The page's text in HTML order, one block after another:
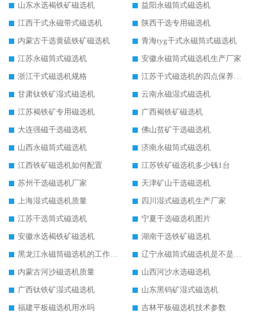
山东水选褐铁矿磁选机
益阳永磁筒式磁选机
江西干式永磁带式磁选机
陕西干选专用磁选机
内蒙古干选黄硫铁矿磁选机
青海tyg干式永磁筒式磁选机
江苏永磁筒式磁选机
安徽永磁筒式磁选机生产厂家
浙江干式磁选机规格
江苏干式磁选机的四点保养秘籍
甘肃钛铁矿湿式磁选机
云南永磁湿式磁选机
江苏褐铁矿专用磁选机
广西褐铁矿磁选机
大连强磁干选磁选机
佛山贫矿干选磁选机
山西永磁筒式磁选机
济南永磁筒式磁选机
江西铁矿磁选机如何配置
江苏铁矿磁选机多少钱1台
苏州干选磁选机厂家
天津矿山干选磁选机
上海湿式磁选机质量
四川湿式磁选机生产厂家
江苏干选筒式磁选机
宁夏干选磁选机图片
安徽水选褐铁矿磁选机
湖南干选铁矿磁选机
黑龙江永磁筒磁选机的工作原理
辽宁永磁筒式磁选机是不是强磁
内蒙古河沙磁选机质量
山西河沙水选磁选机
广西钛铁矿湿式磁选机
山东黑钨矿湿式磁选机
福建平板磁选机用水吗
吉林平板磁选机技术参数